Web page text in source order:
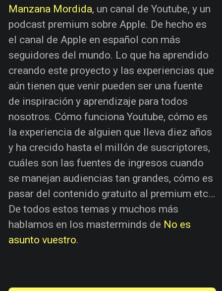
Manzana Mordida, un canal de Youtube, y un
podcast premium sobre Apple. De hecho es
el canal de Apple en español con más
seguidores del mundo. Lo que ha aprendido
creando este proyecto y las experiencias que
aún tienen que venir pueden ser una fuente
de inspiración y aprendizaje para todos
nosotros. Cómo funciona Youtube, cómo es
la experiencia de alguien que lleva diez años
y ha crecido hasta el millón de suscriptores,
cuáles son las fuentes de ingresos cuando
se manejan audiencias tan grandes, cómo es
pasar del contenido gratuito al premium etc…
De todos estos temas y muchos más
hablamos en los masterminds de No es
asunto vuestro.